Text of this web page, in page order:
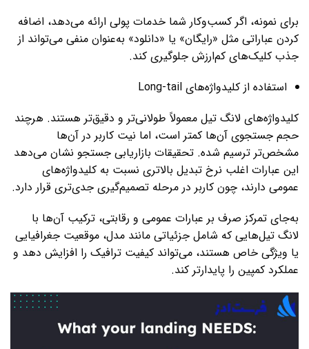
برای نمونه، اگر کسب‌وکار شما خدمات پولی ارائه می‌دهد، اضافه
کردن عباراتی مثل «رایگان» یا «دانلود» به‌عنوان منفی می‌تواند از
جذب کلیک‌های کم‌ارزش جلوگیری کند.
استفاده از کلیدواژه‌های Long-tail
کلیدواژه‌های لانگ تیل معمولاً طولانی‌تر و دقیق‌تر هستند. هرچند
حجم جستجوی آن‌ها کمتر است، اما نیت کاربر در آن‌ها
مشخص‌تر ترسیم شده. تحقیقات بازاریابی جستجو نشان می‌دهد
این عبارات اغلب نرخ تبدیل بالاتری نسبت به کلیدواژه‌های
عمومی دارند، چون کاربر در مرحله تصمیم‌گیری جدی‌تری قرار دارد.
به‌جای تمرکز صرف بر عبارات عمومی و رقابتی، ترکیب آن‌ها با
لانگ تیل‌هایی که شامل جزئیاتی مانند مدل، موقعیت جغرافیایی
یا ویژگی خاص هستند، می‌تواند کیفیت ترافیک را افزایش دهد و
عملکرد کمپین را پایدارتر کند.